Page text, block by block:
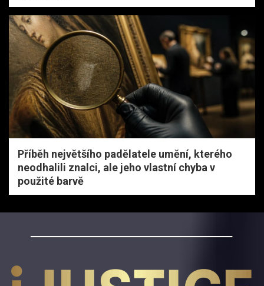
Příběh největšího padělatele umění, kterého
neodhalili znalci, ale jeho vlastní chyba v
použité barvě